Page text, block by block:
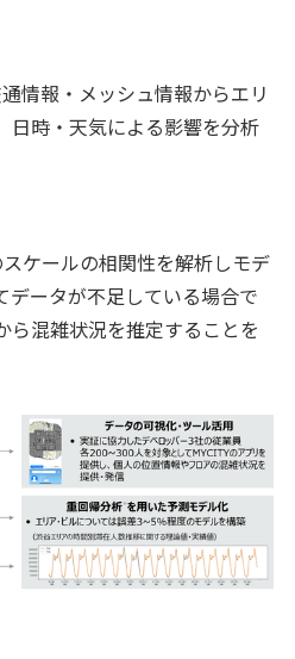
情報・メッシュ情報からエリ
日時・天気による影響を分析
ケールの相関性を解析しモデ
データが不足している場合で
ら混雑状況を推定することを